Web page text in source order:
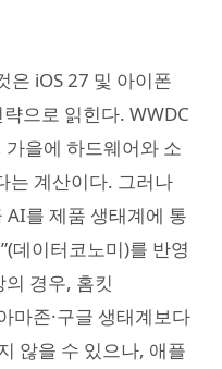
은 iOS 27 및 아이폰
으로 읽힌다. WWDC
을에 하드웨어와 소
는 계산이다. 그러나
AI를 제품 생태계에 통
데이터코노미)를 반영
경우, 홈킷
마존·구글 생태계보다
않을 수 있으나, 애플